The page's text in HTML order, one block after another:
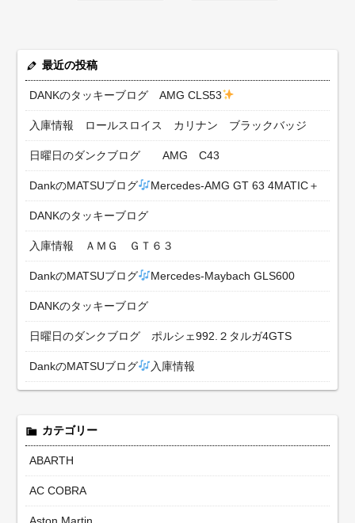
最近の投稿
DANKのタッキーブログ AMG CLS53
入庫情報 ロールスロイス カリナン ブラックバッジ
日曜日のダンクブログ AMG C43
DankのMATSUブログ Mercedes-AMG GT 63 4MATIC＋
DANKのタッキーブログ
入庫情報 ＡＭＧ ＧＴ６３
DankのMATSUブログ Mercedes-Maybach GLS600
DANKのタッキーブログ
日曜日のダンクブログ ポルシェ992.２タルガ4GTS
DankのMATSUブログ 入庫情報
カテゴリー
ABARTH
AC COBRA